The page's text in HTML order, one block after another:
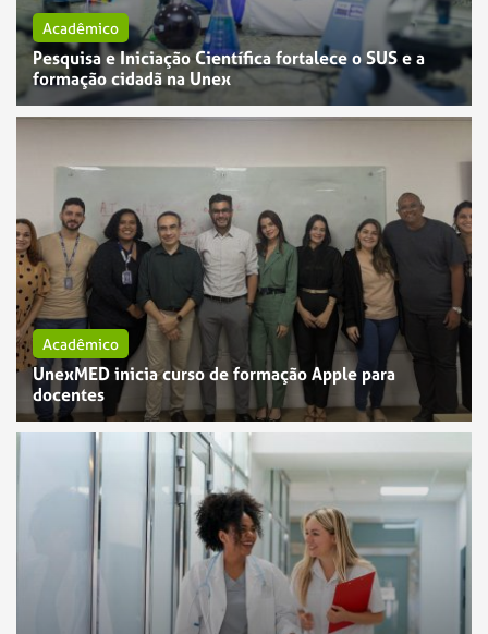
Acadêmico
Pesquisa e Iniciação Científica fortalece o SUS e a
formação cidadã na Unex
Acadêmico
UnexMED inicia curso de formação Apple para
docentes